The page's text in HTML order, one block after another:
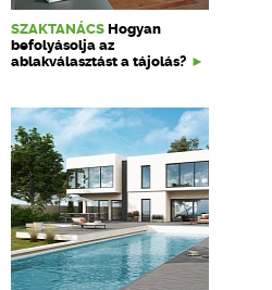
SZAKTANÁCS Hogyan
befolyásolja az
ablakválasztást a tájolás?